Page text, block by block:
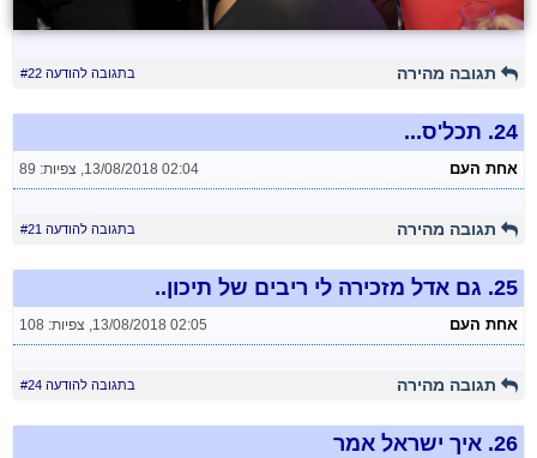
תגובה מהירה בתגובה להודעה #22
24. תכל'ס...
אחת העם 13/08/2018 02:04
, צפיות: 89
תגובה מהירה בתגובה להודעה #21
25. גם אדל מזכירה לי ריבים של תיכון..
אחת העם 13/08/2018 02:05
, צפיות: 108
תגובה מהירה בתגובה להודעה #24
26. איך ישראל אמר